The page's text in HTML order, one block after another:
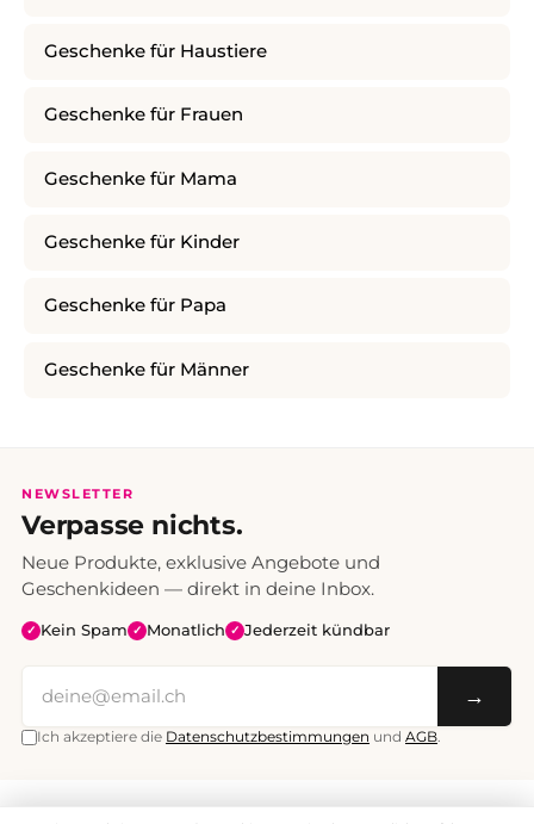
Geschenke für Haustiere
Geschenke für Frauen
Geschenke für Mama
Geschenke für Kinder
Geschenke für Papa
Geschenke für Männer
NEWSLETTER
Verpasse nichts.
Neue Produkte, exklusive Angebote und
Geschenkideen — direkt in deine Inbox.
✓ Kein Spam ✓ Monatlich ✓ Jederzeit kündbar
→
Ich akzeptiere die Datenschutzbestimmungen und AGB.